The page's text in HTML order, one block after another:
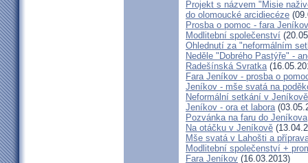
Projekt s názvem "Misie
do olomoucké arcidiecéze
Prosba o pomoc - fara Jeníkov
Modlitební společenství
Ohlednutí za "neformálním
Neděle "Dobrého Pastýře" -
Radešínská Svratka
Fara Jeníkov - prosba o
Jeníkov - mše svatá na
Neformální setkání v
Jeníkov - ora et labora
Pozvánka na faru do Jeníkova
Na otáčku v Jeníkově
Mše svatá v Lahošti a
Modlitební společenství +
Fara Jeníkov (16.03.2013)